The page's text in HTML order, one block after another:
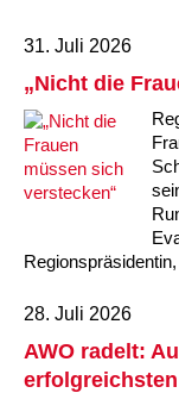
31. Juli 2026
„Nicht die
28. Juli 2026
AWO radelt: